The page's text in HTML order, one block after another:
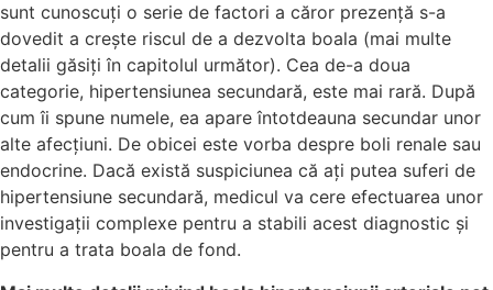
sunt cunoscuți o serie de factori a căror prezență s-a
dovedit a crește riscul de a dezvolta boala (mai multe
detalii găsiți în capitolul următor). Cea de-a doua
categorie, hipertensiunea secundară, este mai rară. După
cum îi spune numele, ea apare întotdeauna secundar unor
alte afecțiuni. De obicei este vorba despre boli renale sau
endocrine. Dacă există suspiciunea că ați putea suferi de
hipertensiune secundară, medicul va cere efectuarea unor
investigații complexe pentru a stabili acest diagnostic și
pentru a trata boala de fond.